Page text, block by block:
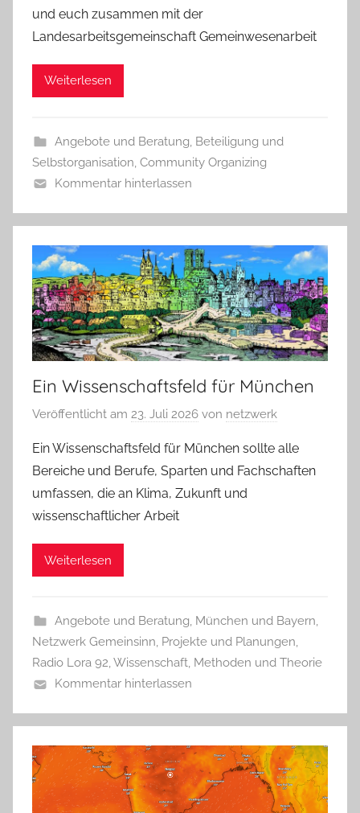
und euch zusammen mit der
Landesarbeitsgemeinschaft Gemeinwesenarbeit
Weiterlesen
Angebote und Beratung Beteiligung und
Selbstorganisation Community Organizing
Kommentar hinterlassen
Ein Wissenschaftsfeld für München
Veröffentlicht am 23. Juli 2026 von netzwerk
Ein Wissenschaftsfeld für München sollte alle
Bereiche und Berufe, Sparten und Fachschaften
umfassen, die an Klima, Zukunft und
wissenschaftlicher Arbeit
Weiterlesen
Angebote und Beratung, München und Bayern,
Netzwerk Gemeinsinn, Projekte und Planungen,
Radio Lora 92,Wissenschaft, Methoden und Theorie
Kommentar hinterlassen